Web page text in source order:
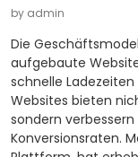
by admin
Die
aufgebaute
schnelle
Websites bieten
sondern
Konversionsraten.